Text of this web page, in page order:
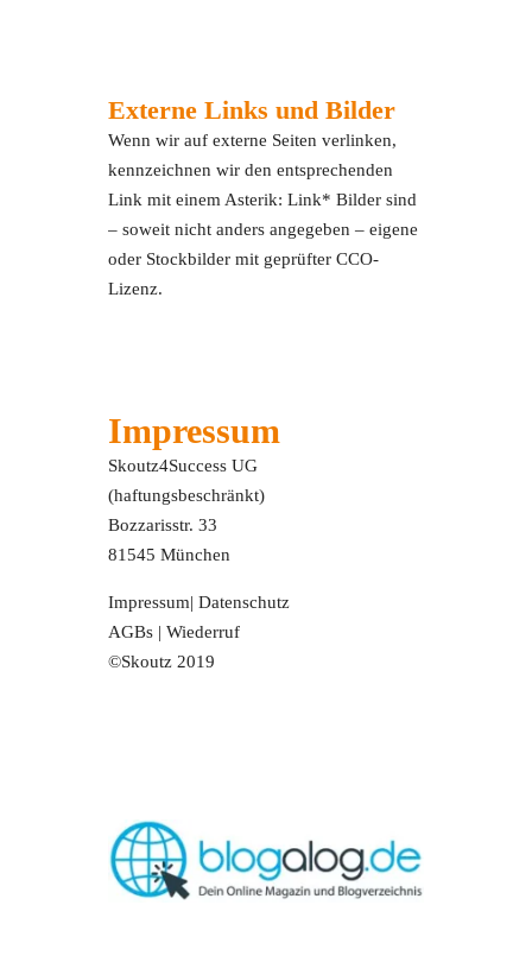
Externe Links und Bilder
Wenn wir auf externe Seiten verlinken,
kennzeichnen wir den entsprechenden
Link mit einem Asterik: Link* Bilder sind
– soweit nicht anders angegeben – eigene
oder Stockbilder mit geprüfter CCO-
Lizenz.
Impressum
Skoutz4Success UG
(haftungsbeschränkt)
Bozzarisstr. 33
81545 München
Impressum|Datenschutz
AGBs |Wiederruf
©Skoutz 2019